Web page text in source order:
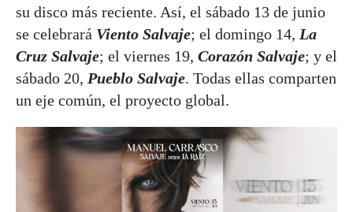
su disco más reciente. Así, el sábado 13 de junio
se celebrará Viento Salvaje; el domingo 14, La
Cruz Salvaje; el viernes 19, Corazón Salvaje; y el
sábado 20, Pueblo Salvaje. Todas ellas comparten
un eje común, el proyecto global.